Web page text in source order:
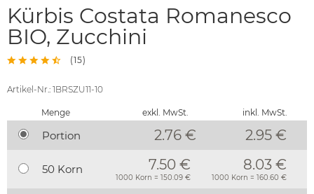
Kürbis Costata Romanesco
BIO, Zucchini
(15)
Artikel-Nr.: 1BRSZU11-10
Menge exkl. MwSt. inkl. MwSt.
Portion 2.76 € 2.95 €
50 Korn 7.50 €
1000 Korn = 150.09 €
8.03 €
1000 Korn = 160.60 €